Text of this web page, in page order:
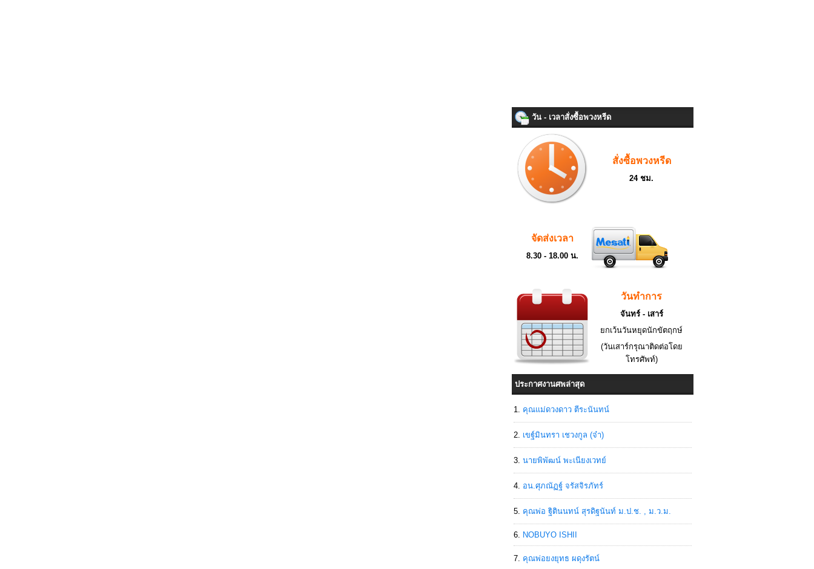
วัน - เวลาสั่งซื้อพวงหรีด
สั่งซื้อพวงหรีด
24 ชม.
จัดส่งเวลา
8.30 - 18.00 น.
วันทำการ
จันทร์ - เสาร์
ยกเว้นวันหยุดนักขัตฤกษ์
(วันเสาร์กรุณาติดต่อโดย
โทรศัพท์)
ประกาศงานศพล่าสุด
คุณแม่ดวงดาว ตีระนันทน์
เขฐ์มินทรา เชวงกูล (จ๋า)
นายพิพัฒน์ พะเนียงเวทย์
อน.ศุภณัฏฐ์ จรัสจิรภัทร์
คุณพ่อ ฐิตินนทน์ สุรดิฐนันท์ ม.ป.ช. , ม.ว.ม.
NOBUYO ISHII
คุณพ่อยงยุทธ ผดุงรัตน์